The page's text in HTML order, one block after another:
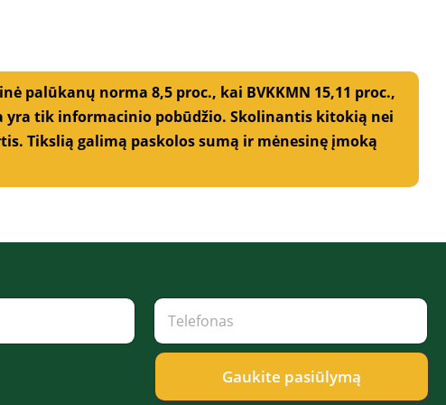
palūkanų norma 8,5 proc., kai BVKKMN 15,11 proc.,
yra tik informacinio pobūdžio. Skolinantis kitokią nei
Tikslią galimą paskolos sumą ir mėnesinę įmoką
T
l
e
o
Gaukite pasiūlymą